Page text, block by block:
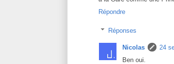
Répondre
Réponses
Nicolas
24
Ben oui.